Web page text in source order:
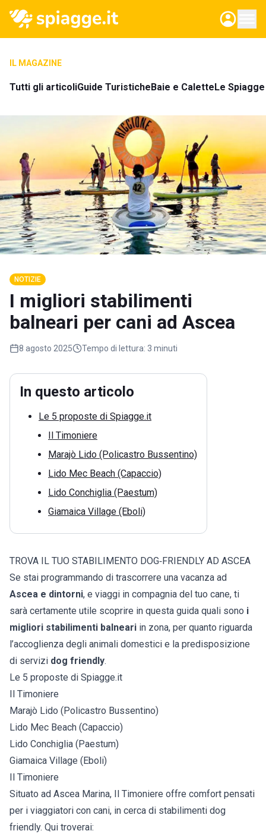
IL MAGAZINE
Tutti gli articoliGuide TuristicheBaie e CaletteLe
NOTIZIE
I migliori stabilimenti
balneari per cani ad Ascea
8 agosto 2025 Tempo di lettura: 3 minuti
In questo articolo
Le 5 proposte di Spiagge.it
Il Timoniere
Marajò Lido (Policastro Bussentino)
Lido Mec Beach (Capaccio)
Lido Conchiglia (Paestum)
Giamaica Village (Eboli)
TROVA IL TUO STABILIMENTO DOG‑FRIENDLY AD ASCEA
Se stai programmando di trascorrere una vacanza ad
Ascea e dintorni, e viaggi in compagnia del tuo cane, ti
sarà certamente utile scoprire in questa guida quali sono i
migliori stabilimenti balneari in zona, per quanto riguarda
l’accoglienza degli animali domestici e la predisposizione
di servizi dog friendly.
Le 5 proposte di Spiagge.it
Il Timoniere
Marajò Lido (Policastro Bussentino)
Lido Mec Beach (Capaccio)
Lido Conchiglia (Paestum)
Giamaica Village (Eboli)
Il Timoniere
Situato ad Ascea Marina, Il Timoniere offre comfort pensati
per i viaggiatori con cani, in cerca di stabilimenti dog
friendly. Qui troverai: